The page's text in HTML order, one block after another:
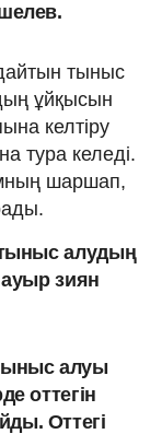
тыныс
ұйқысын
келтіру
тура келеді.
шаршап,
алудың
зиян
алуы
оттегін
Оттегі